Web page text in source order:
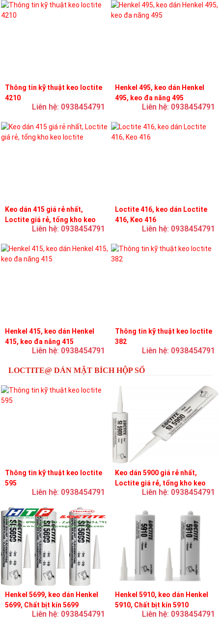
Thông tin kỹ thuật keo loctite
4210
Liên hệ: 0938454791
Henkel 495, keo dán Henkel
495, keo đa năng 495
Liên hệ: 0938454791
Keo dán 415 giá rẻ nhất,
Loctite giá rẻ, tổng kho keo
Liên hệ: 0938454791
Loctite 416, keo dán Loctite
416, Keo 416
Liên hệ: 0938454791
Henkel 415, keo dán Henkel
415, keo đa năng 415
Liên hệ: 0938454791
Thông tin kỹ thuật keo loctite
382
Liên hệ: 0938454791
LOCTITE@ DÁN MẶT BÍCH HỘP SỐ
Thông tin kỹ thuật keo loctite
595
Liên hệ: 0938454791
Keo dán 5900 giá rẻ nhất,
Loctite giá rẻ, tổng kho keo
Liên hệ: 0938454791
Henkel 5699, keo dán Henkel
5699, Chất bịt kín 5699
Liên hệ: 0938454791
Henkel 5910, keo dán Henkel
5910, Chất bịt kín 5910
Liên hệ: 0938454791